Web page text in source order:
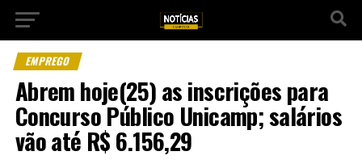
EMPREGO
Abrem hoje(25) as inscrições para
Concurso Público Unicamp; salários
vão até R$ 6.156,29